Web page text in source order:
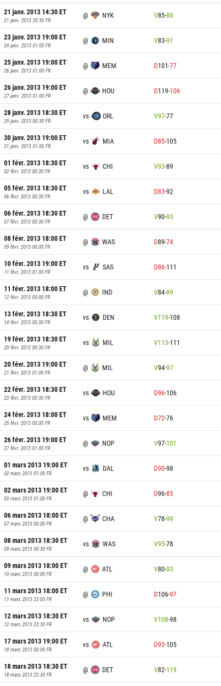
21 janv. 2013 14:30ET
21 janv. 2013 20:30 FR
@ NYK V85-88
23 janv. 2013 19:00ET
24 janv. 2013 01:00 FR
@ MIN V83-91
25 janv. 2013 19:00ET
26 janv. 2013 01:00 FR
@ MEM D101-77
26 janv. 2013 19:00ET
27 janv. 2013 01:00 FR
@ HOU D119-106
28 janv. 2013 18:30ET
29 janv. 2013 00:30 FR
vs ORL V97-77
30 janv. 2013 19:00ET
31 janv. 2013 01:00 FR
vs MIA D85-105
01 févr. 2013 18:30ET
02 févr. 2013 00:30 FR
vs CHI V93-89
05 févr. 2013 18:30ET
06 févr. 2013 00:30 FR
vs LAL D83-92
06 févr. 2013 18:30ET
07 févr. 2013 00:30 FR
@ DET V90-93
08 févr. 2013 18:00ET
09 févr. 2013 00:00 FR
@ WAS D89-74
10 févr. 2013 19:00ET
11 févr. 2013 01:00 FR
vs SAS D86-111
11 févr. 2013 18:00ET
12 févr. 2013 00:00 FR
@ IND V84-89
13 févr. 2013 18:30ET
14 févr. 2013 00:30 FR
vs DEN V119-108
19 févr. 2013 18:30ET
20 févr. 2013 00:30 FR
vs MIL V113-111
20 févr. 2013 19:00ET
21 févr. 2013 01:00 FR
@ MIL V94-97
22 févr. 2013 18:30ET
23 févr. 2013 00:30 FR
vs HOU D96-106
24 févr. 2013 18:00ET
25 févr. 2013 00:00 FR
vs MEM D72-76
26 févr. 2013 19:00ET
27 févr. 2013 01:00 FR
@ NOP V97-101
01 mars 2013 19:00ET
02 mars 2013 01:00 FR
vs DAL D90-98
02 mars 2013 19:00ET
03 mars 2013 01:00 FR
@ CHI D96-85
06 mars 2013 18:00ET
07 mars 2013 00:00 FR
@ CHA V78-99
08 mars 2013 18:30ET
09 mars 2013 00:30 FR
vs WAS V95-78
09 mars 2013 18:00ET
10 mars 2013 00:00 FR
@ ATL V80-93
11 mars 2013 18:00ET
11 mars 2013 23:00 FR
@ PHI D106-97
12 mars 2013 18:30ET
12 mars 2013 23:30 FR
vs NOP V108-98
17 mars 2013 19:00ET
18 mars 2013 00:00 FR
vs ATL D93-105
18 mars 2013 18:30ET
18 mars 2013 23:30 FR
@ DET V82-119